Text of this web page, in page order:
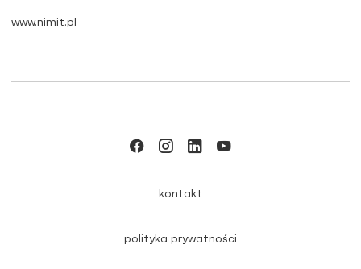
www.nimit.pl
kontakt
polityka prywatności